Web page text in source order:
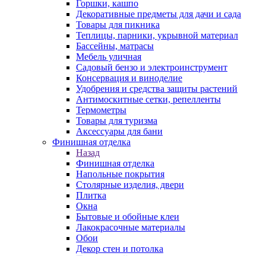
Горшки, кашпо
Декоративные предметы для дачи и сада
Товары для пикника
Теплицы, парники, укрывной материал
Бассейны, матрасы
Мебель уличная
Садовый бензо и электроинструмент
Консервация и виноделие
Удобрения и средства защиты растений
Антимоскитные сетки, репелленты
Термометры
Товары для туризма
Аксессуары для бани
Финишная отделка
Назад
Финишная отделка
Напольные покрытия
Столярные изделия, двери
Плитка
Окна
Бытовые и обойные клеи
Лакокрасочные материалы
Обои
Декор стен и потолка